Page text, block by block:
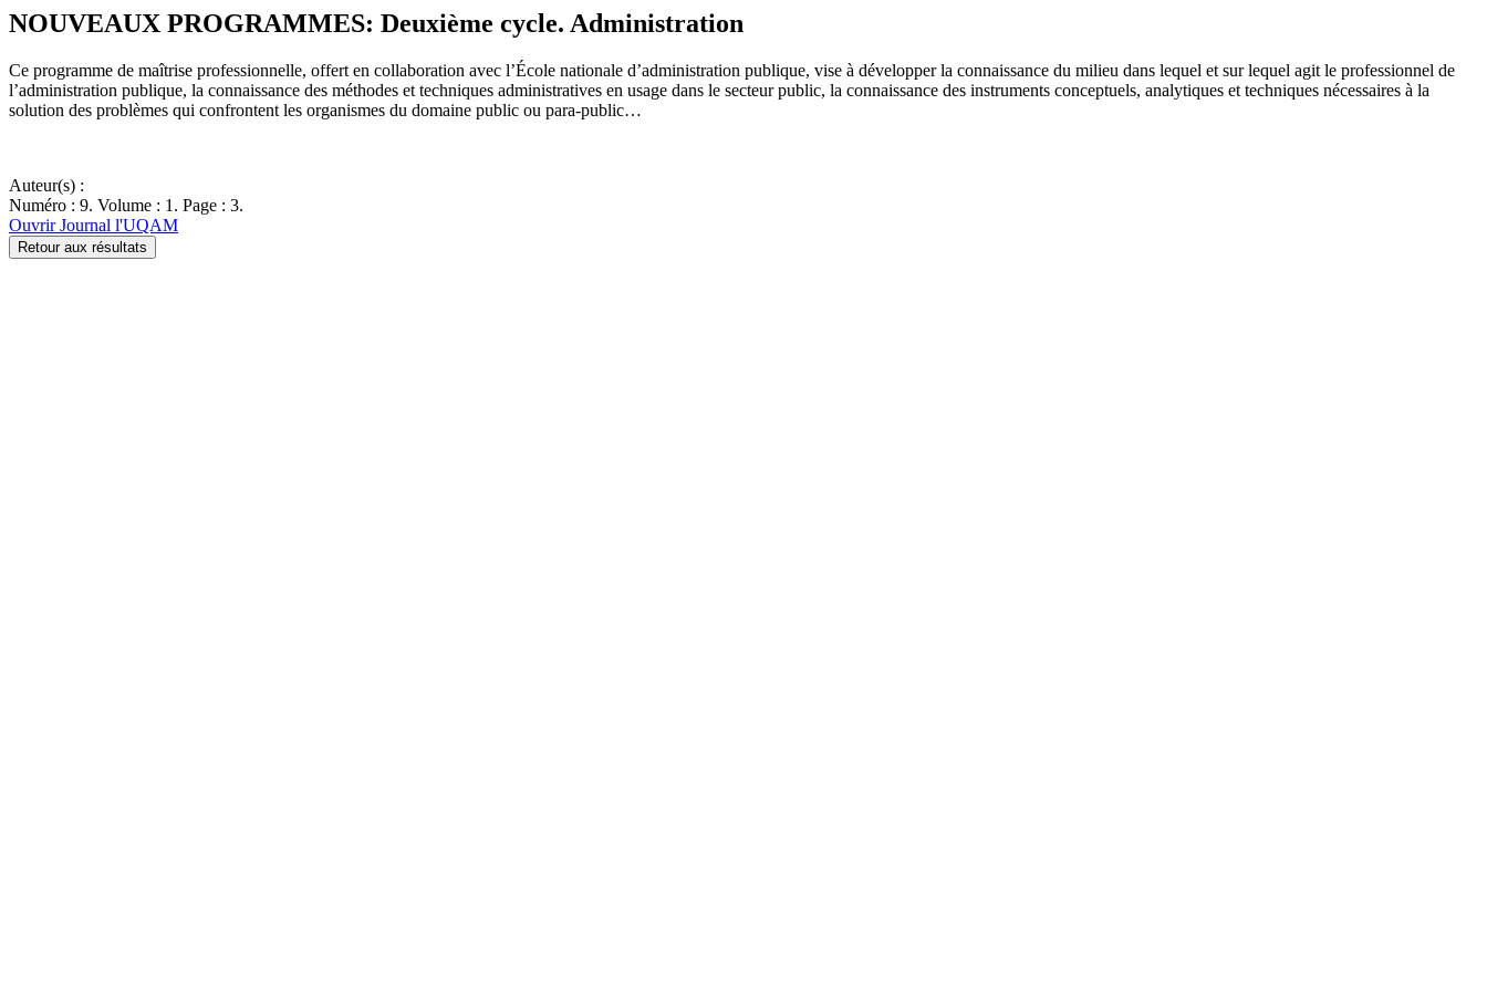
NOUVEAUX PROGRAMMES: Deuxième cycle. Administration
Ce programme de maîtrise professionnelle, offert en collaboration avec l’École nationale d’administration publique, vise à développer la connaissance du milieu dans lequel et sur lequel agit le professionnel de
l’administration publique, la connaissance des méthodes et techniques administratives en usage dans le secteur public, la connaissance des instruments conceptuels, analytiques et techniques nécessaires à la
solution des problèmes qui confrontent les organismes du domaine public ou para-public…
Auteur(s) :
Numéro : 9. Volume : 1. Page : 3.
Ouvrir Journal l'UQAM
Retour aux résultats